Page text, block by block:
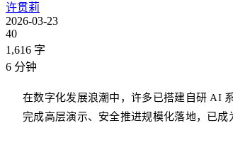
许贯莉
2026-03-23
40
1,616 字
6 分钟
在数字化发展浪潮中，许多已搭建自研 AI
完成高层演示、安全推进规模化落地，已